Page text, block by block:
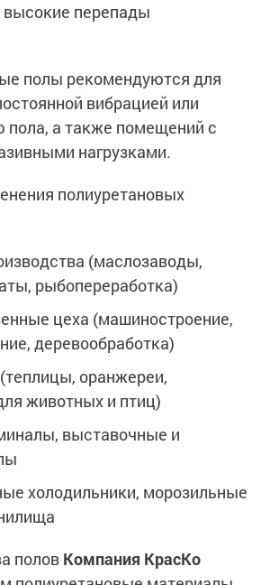
перепады
полы рекомендуются для
вибрацией или
пола, а также помещений с
нагрузками.
полиуретановых
(маслозаводы,
рыбопереработка)
цеха (машиностроение,
деревообработка)
оранжереи,
животных и птиц)
выставочные и
холодильники, морозильные
полов Компания КрасКо